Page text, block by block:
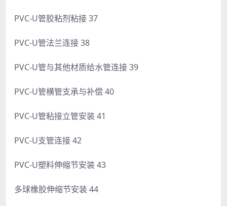
PVC-U管胶粘剂粘接 37
PVC-U管法兰连接 38
PVC-U管与其他材质给水管连接 39
PVC-U管横管支承与补偿 40
PVC-U管粘接立管安装 41
PVC-U支管连接 42
PVC-U塑料伸缩节安装 43
多球橡胶伸缩节安装 44